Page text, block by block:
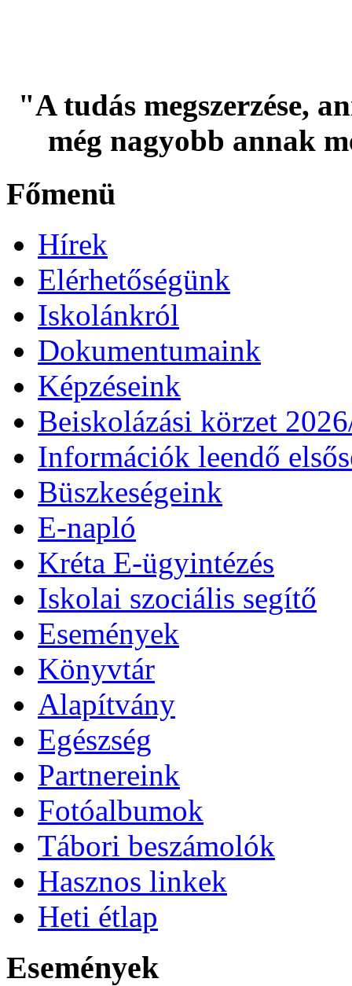
"A tudás megszerzése,
még nagyobb annak
Főmenü
Hírek
Elérhetőségünk
Iskolánkról
Dokumentumaink
Képzéseink
Beiskolázási körzet
Információk leendő
Büszkeségeink
E-napló
Kréta E-ügyintézés
Iskolai szociális segítő
Események
Könyvtár
Alapítvány
Egészség
Partnereink
Fotóalbumok
Tábori beszámolók
Hasznos linkek
Heti étlap
Események